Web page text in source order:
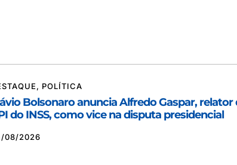
, POLÍTICA
Bolsonaro anuncia Alfredo Gaspar, relator
do INSS, como vice na disputa presidencial
08/2026